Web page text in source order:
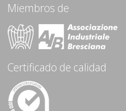
Miembros de
Certificado de calidad